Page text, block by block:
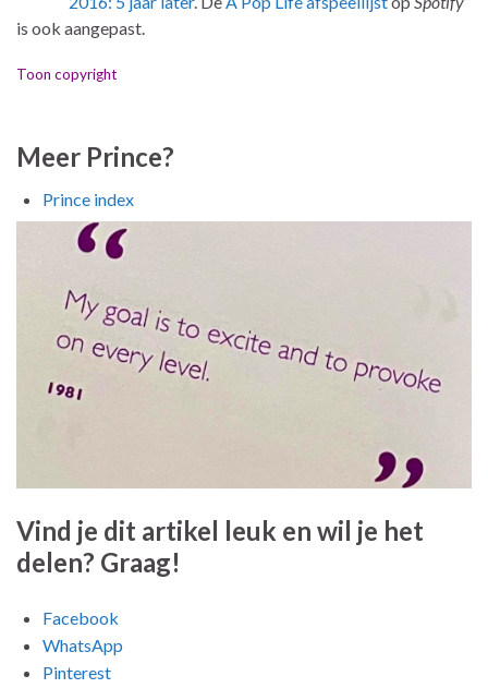
is ook aangepast.
Toon copyright
Meer Prince?
Prince index
Vind je dit artikel leuk en wil je het
delen? Graag!
Facebook
WhatsApp
Pinterest